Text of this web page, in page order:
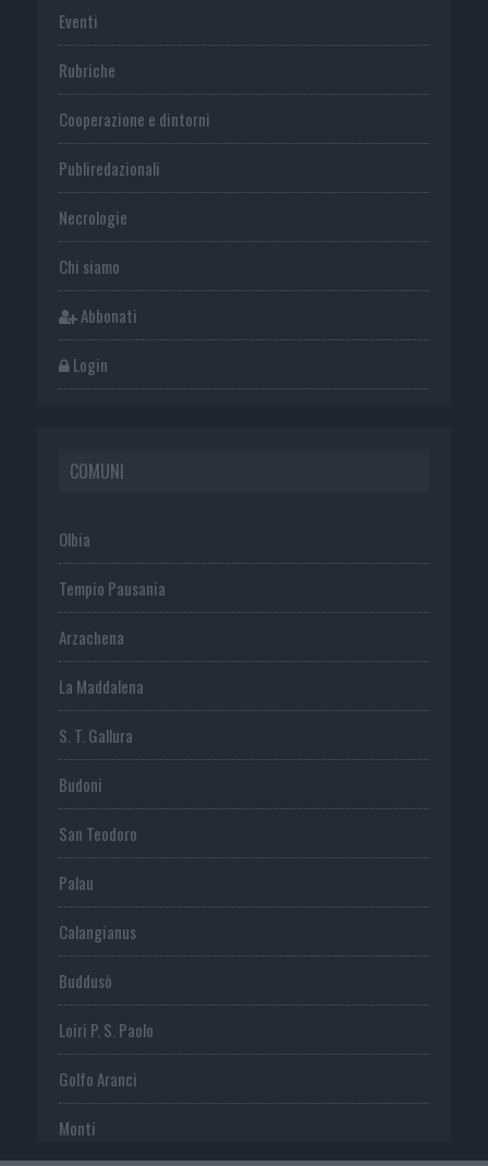
Eventi
Rubriche
Cooperazione e dintorni
Publiredazionali
Necrologie
Chi siamo
Abbonati
Login
COMUNI
Olbia
Tempio Pausania
Arzachena
La Maddalena
S. T. Gallura
Budoni
San Teodoro
Palau
Calangianus
Buddusò
Loiri P. S. Paolo
Golfo Aranci
Monti